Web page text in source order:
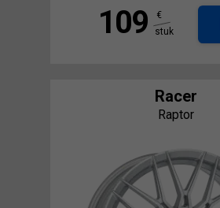
109
€
stuk
Racer
Raptor